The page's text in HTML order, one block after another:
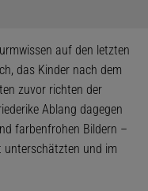
auf den letzten
das Kinder nach dem
zuvor richten der
Ablang dagegen
farbenfrohen Bildern –
unterschätzten und im